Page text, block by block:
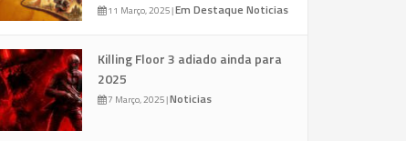
11 Março, 2025|Em Destaque Noticias
Killing Floor 3 adiado ainda para
2025
7 Março, 2025|Noticias